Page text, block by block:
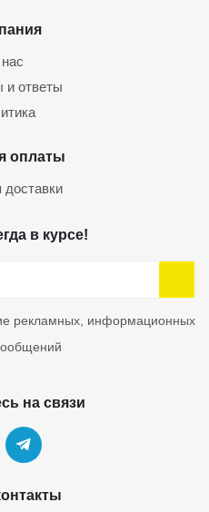
и ответы
оплаты
доставки
в курсе!
рекламных, информационных
на связи